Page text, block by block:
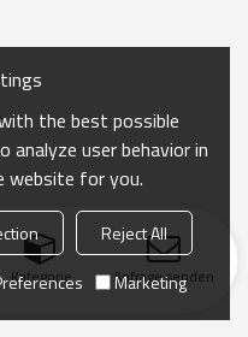
Kategorie Anfrage senden
the best possible
analyze user behavior in
website for you.
Reject All
Marketing